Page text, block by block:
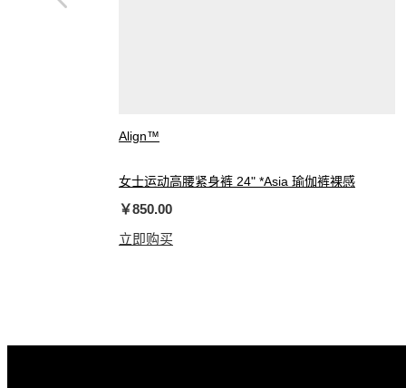
Align™
女士运动高腰紧身裤 24" *Asia 瑜伽裤裸感
￥850.00
立即购买